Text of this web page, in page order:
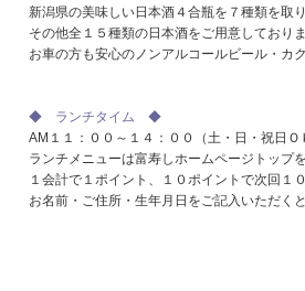
新潟県の美味しい日本酒４合瓶を７種類を取
その他全１５種類の日本酒をご用意しており
お車の方も安心のノンアルコールビール・カ
◆ ランチタイム ◆
AM１１：００～１４：００（土・日・祝日
ランチメニューは富寿しホームページトップ
１会計で１ポイント、１０ポイントで次回１
お名前・ご住所・生年月日をご記入いただく